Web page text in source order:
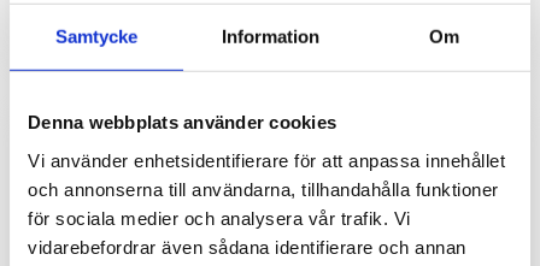
Samtycke Information Om
Denna webbplats använder cookies
Vi använder enhetsidentifierare för att anpassa innehållet
och annonserna till användarna, tillhandahålla funktioner
för sociala medier och analysera vår trafik. Vi
vidarebefordrar även sådana identifierare och annan
INFO